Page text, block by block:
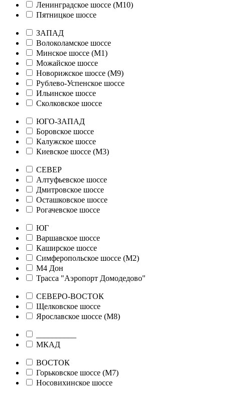
Ленинградское шоссе (М10)
Пятницкое шоссе
ЗАПАД
Волоколамское шоссе
Минское шоссе (М1)
Можайское шоссе
Новорижское шоссе (М9)
Рублево-Успенское шоссе
Ильинское шоссе
Сколковское шоссе
ЮГО-ЗАПАД
Боровское шоссе
Калужское шоссе
Киевское шоссе (М3)
СЕВЕР
Алтуфьевское шоссе
Дмитровское шоссе
Осташковское шоссе
Рогачевское шоссе
ЮГ
Варшавское шоссе
Каширское шоссе
Симферопольское шоссе (М2)
М4 Дон
Трасса "Аэропорт Домодедово"
СЕВЕРО-ВОСТОК
Щелковское шоссе
Ярославское шоссе (М8)
МКАД
ВОСТОК
Горьковское шоссе (М7)
Носовихинское шоссе